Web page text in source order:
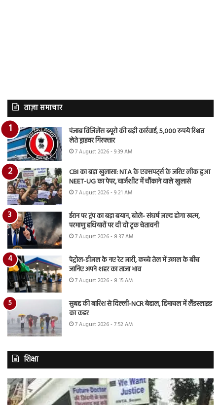
ताज़ा समाचार
पंजाब विजिलेंस ब्यूरो की बड़ी कार्रवाई, 5,000 रुपये रिश्वत
लेते ड्राइवर गिरफ्तार
7 August 2026 - 9:39 AM
CBI का बड़ा खुलासा: NTA के एक्सपर्ट्स के जरिए लीक हुआ
NEET-UG का पेपर, चार्जशीट में चौंकाने वाले खुलासे
7 August 2026 - 9:21 AM
ईरान पर ट्रंप का बड़ा बयान, बोले- संघर्ष जल्द होगा खत्म,
परमाणु हथियारों पर दी दो टूक चेतावनी
7 August 2026 - 8:37 AM
पेट्रोल-डीजल के नए रेट जारी, कच्चे तेल में उछाल के बीच
जानिए अपने शहर का ताजा भाव
7 August 2026 - 8:15 AM
सुबह की बारिश से दिल्ली-NCR बेहाल, हिमाचल में लैंडस्लाइड
का कहर
7 August 2026 - 7:52 AM
शिक्षा